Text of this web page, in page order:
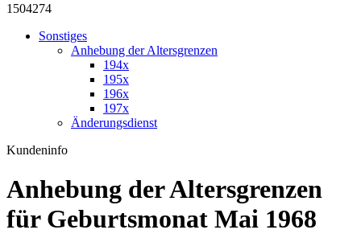
1504274
Sonstiges
Anhebung der Altersgrenzen
194x
195x
196x
197x
Änderungsdienst
Kundeninfo
Anhebung der Altersgrenzen
für Geburtsmonat Mai 1968